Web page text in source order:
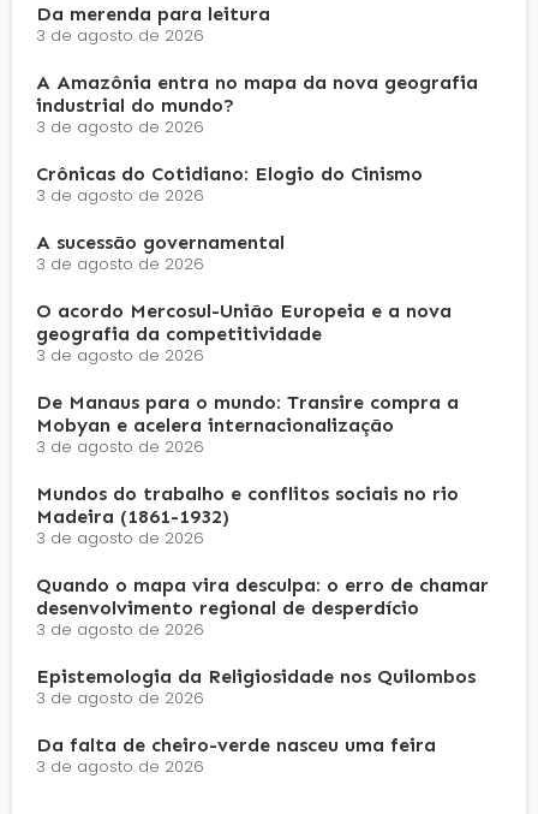
Da merenda para leitura
3 de agosto de 2026
A Amazônia entra no mapa da nova geografia
industrial do mundo?
3 de agosto de 2026
Crônicas do Cotidiano: Elogio do Cinismo
3 de agosto de 2026
A sucessão governamental
3 de agosto de 2026
O acordo Mercosul-União Europeia e a nova
geografia da competitividade
3 de agosto de 2026
De Manaus para o mundo: Transire compra a
Mobyan e acelera internacionalização
3 de agosto de 2026
Mundos do trabalho e conflitos sociais no rio
Madeira (1861-1932)
3 de agosto de 2026
Quando o mapa vira desculpa: o erro de chamar
desenvolvimento regional de desperdício
3 de agosto de 2026
Epistemologia da Religiosidade nos Quilombos
3 de agosto de 2026
Da falta de cheiro-verde nasceu uma feira
3 de agosto de 2026